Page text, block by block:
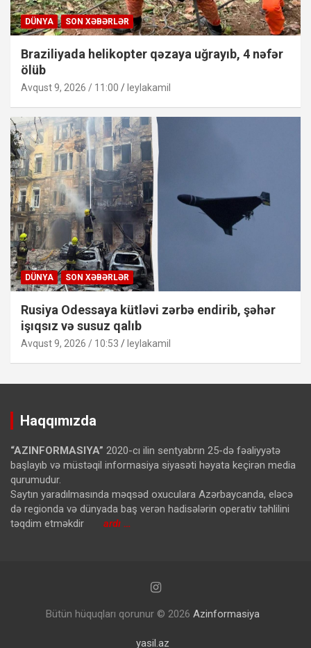
DÜNYA SON XƏBƏRLƏR
Braziliyada helikopter qəzaya uğrayıb, 4 nəfər
ölüb
Avqust 9, 2026 / 11:00 leylakamil
DÜNYA SON XƏBƏRLƏR
Rusiya Odessaya kütləvi zərbə endirib, şəhər
işıqsız və susuz qalıb
Avqust 9, 2026 / 10:53 leylakamil
Haqqımızda
“AZINFORMASIYA” 2020-cı ilin sentyabrın 25-də fəaliyyətə
başlayıb və müstəqil informasiya siyasəti həyata keçirən media
qurumudur.
Saytın yaradılmasında məqsəd oxuculara Azərbaycanda, eləcə
də regionda və dünyada baş verən hadisələrin operativ təhlilini
təqdim etməkdir ardı …
Bütün hüquqları qorunur © 2026 Azinformasiya
yasil.az